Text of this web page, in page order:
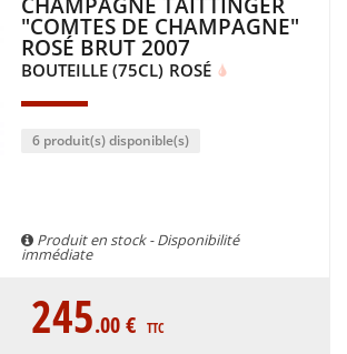
"COMTES DE CHAMPAGNE"
ROSÉ BRUT 2007
BOUTEILLE (75CL) ROSÉ
6 produit(s) disponible(s)
Produit en stock - Disponibilité
immédiate
245.00€ TTC